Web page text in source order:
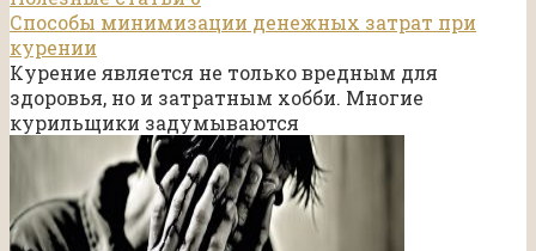
Способы минимизации денежных затрат при
курении
Курение является не только вредным для
здоровья, но и затратным хобби. Многие
курильщики задумываются